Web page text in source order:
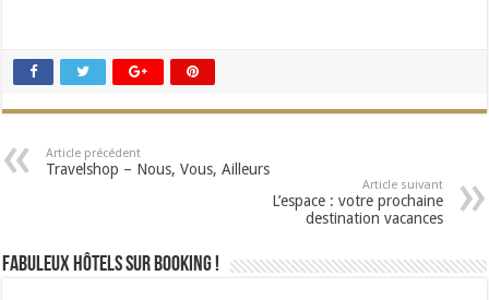
Article précédent
Travelshop – Nous, Vous, Ailleurs
Article suivant
L’espace : votre prochaine
destination vacances
Fabuleux Hôtels sur Booking !